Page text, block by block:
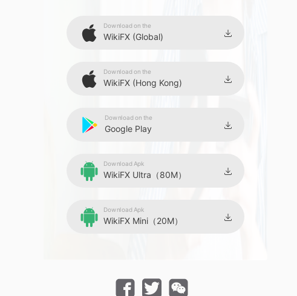
Download on the
WikiFX (Global)
Download on the
WikiFX (Hong Kong)
Download on the
Google Play
Download Apk
WikiFX Ultra（80M）
Download Apk
WikiFX Mini（20M）